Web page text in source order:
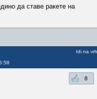
да ставе ракете на
Idi na vrh
8